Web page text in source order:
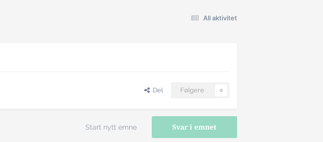
All aktivitet
Del Følgere 0
Svar i emnet
Start nytt emne